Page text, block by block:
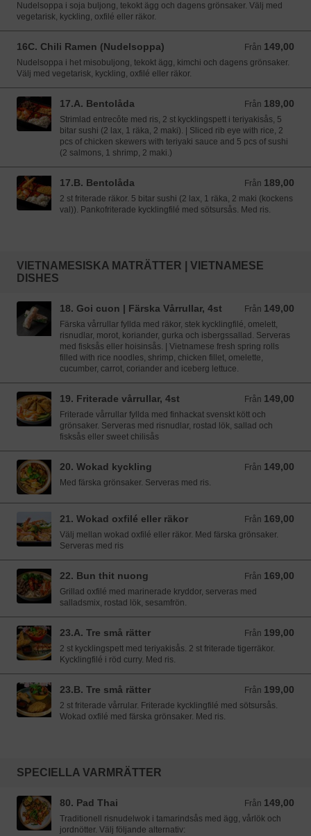
Nudelsoppa i soja buljong, tekokt ägg och dagens grönsaker. Välj med
vegetarisk, kyckling, oxfilé eller räkor.
16C. Chili Ramen (Nudelsoppa) Från 149,00
Från 149,00 SEK
Nudelsoppa i het misobuljong, tekokt ägg, kimchi och dagens grönsaker.
Välj med vegetarisk, kyckling, oxfilé eller räkor.
17.A. Bentolåda Från 189,00
Från 189,00 SEK
Strimlad entrecôte med ris, 2 st kycklingspett i teriyakisås, 5
bitar sushi (2 lax, 1 räka, 2 maki). | Sliced rib eye with rice, 2
pcs of chicken skewers with teriyaki sauce and 5 pcs of sushi
(2 salmons, 1 shrimp, 2 maki.)
17.B. Bentolåda Från 189,00
Från 189,00 SEK
2 st friterade räkor. 5 bitar sushi (2 lax, 1 räka, 2 maki (kockens
val)). Pankofriterade kycklingfilé med sötsursås. Med ris.
VIETNAMESISKA MATRÄTTER | VIETNAMESE
DISHES
18. Goi cuon | Färska Vårrullar, 4st Från 149,00
Från 149,00 SEK
Färska vårrullar fyllda med räkor, stek kycklingfilé, omelett,
risnudlar, morot, koriander, gurka och isbergssallad. Serveras
med fisksås eller hoisinsås. | Vietnamese fresh spring rolls
filled with rice noodles, shrimp, chicken fillet, omelette,
cucumber, carrot, coriander and iceberg lettuce.
19. Friterade vårrullar, 4st Från 149,00
Från 149,00 SEK
Friterade vårrullar fyllda med finhackat svenskt kött och
grönsaker. Serveras med risnudlar, rostad lök, sallad och
fisksås eller sweet chilisås
20. Wokad kyckling Från 149,00
Från 149,00 SEK
Med färska grönsaker. Serveras med ris.
21. Wokad oxfilé eller räkor Från 169,00
Från 169,00 SEK
Välj mellan wokad oxfilé eller räkor. Med färska grönsaker.
Serveras med ris
22. Bun thit nuong Från 169,00
Från 169,00 SEK
Grillad oxfilé med marinerade kryddor, serveras med
salladsmix, rostad lök, sesamfrön.
23.A. Tre små rätter Från 199,00
Från 199,00 SEK
2 st kycklingspett med teriyakisås. 2 st friterade tigerräkor.
Kycklingfilé i röd curry. Med ris.
23.B. Tre små rätter Från 199,00
Från 199,00 SEK
2 st friterade vårrular. Friterade kycklingfilé med sötsursås.
Wokad oxfilé med färska grönsaker. Med ris.
SPECIELLA VARMRÄTTER
80. Pad Thai Från 149,00
Från 149,00 SEK
Traditionell risnudelwok i tamarindsås med ägg, vårlök och
jordnötter. Välj följande alternativ: